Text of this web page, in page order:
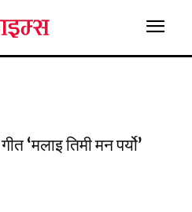
‘मलाइ तिमी मन पर्यो’